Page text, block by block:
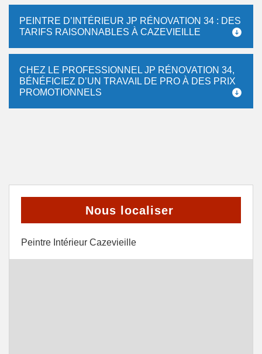
PEINTRE D’INTÉRIEUR JP RÉNOVATION 34 : DES
TARIFS RAISONNABLES À CAZEVIEILLE
CHEZ LE PROFESSIONNEL JP RÉNOVATION 34,
BÉNÉFICIEZ D’UN TRAVAIL DE PRO À DES PRIX
PROMOTIONNELS
Nous localiser
Peintre Intérieur Cazevieille